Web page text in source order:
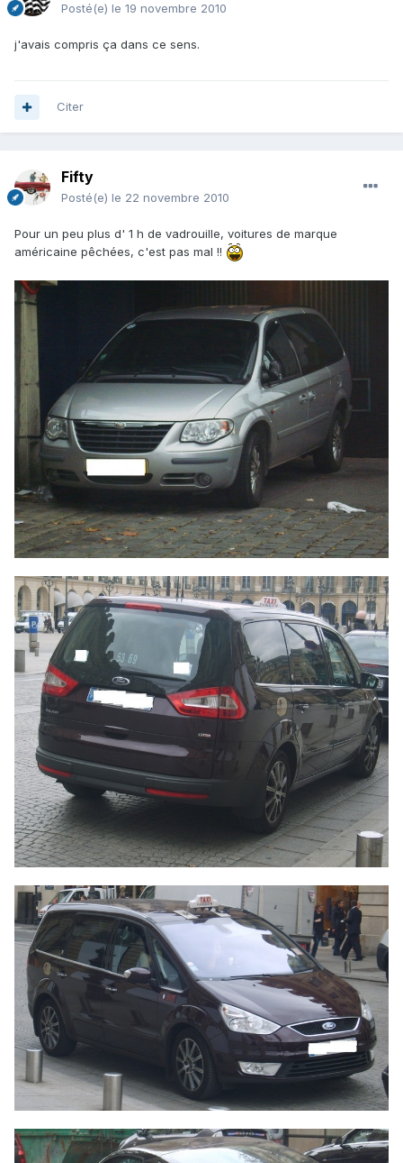
Posté(e) le 19 novembre 2010
j'avais compris ça dans ce sens.
Citer
Fifty
Posté(e) le 22 novembre 2010
Pour un peu plus d' 1 h de vadrouille, voitures de marque
américaine pêchées, c'est pas mal !!